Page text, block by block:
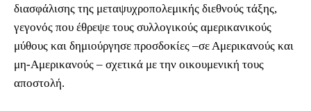
διασφάλισης της μεταψυχροπολεμικής διεθνούς τάξης,
γεγονός που έθρεψε τους συλλογικούς αμερικανικούς
μύθους και δημιούργησε προσδοκίες ‒σε Αμερικανούς και
μη-Αμερικανούς ‒ σχετικά με την οικουμενική τους
αποστολή.